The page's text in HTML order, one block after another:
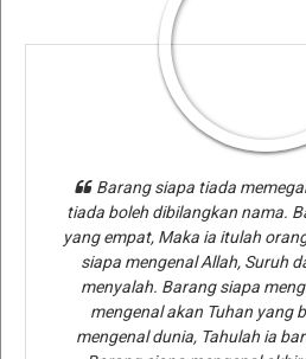
Barang siapa tiada
tiada boleh dibilangkan nama.
yang empat, Maka ia itulah
siapa mengenal Allah, Suruh
menyalah. Barang siapa
mengenal akan Tuhan yang
mengenal dunia, Tahulah ia